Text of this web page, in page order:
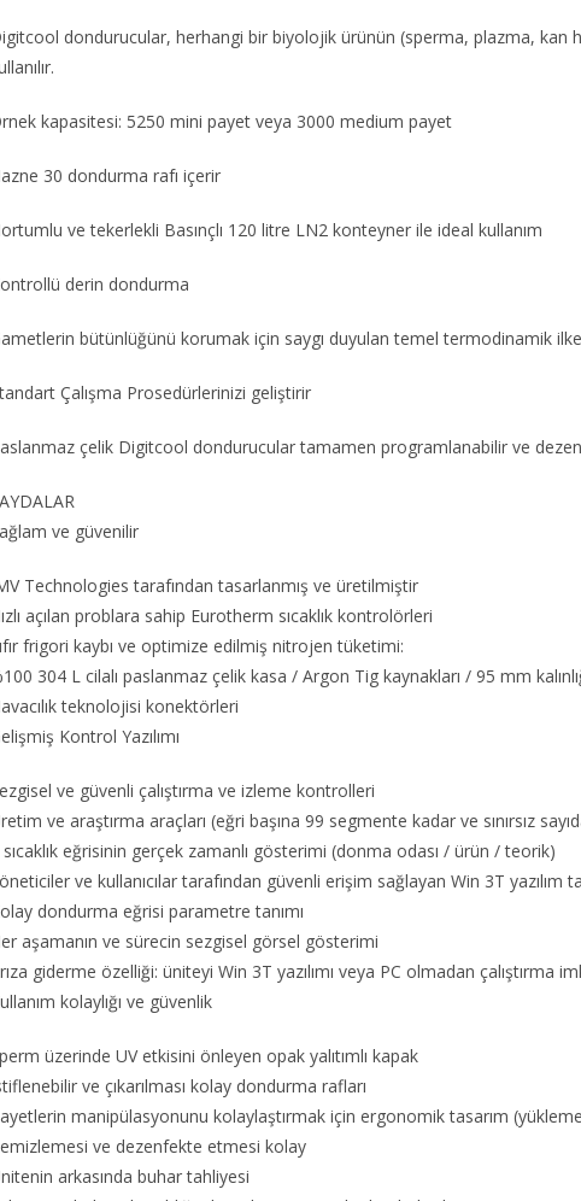
dondurucular, herhangi bir biyolojik ürünün (sperma, plazma, kan
kapasitesi: 5250 mini payet veya 3000 medium payet
30 dondurma rafı içerir
ve tekerlekli Basınçlı 120 litre LN2 konteyner ile ideal kullanım
derin dondurma
bütünlüğünü korumak için saygı duyulan temel termodinamik
Çalışma Prosedürlerinizi geliştirir
çelik Digitcool dondurucular tamamen programlanabilir ve
ve güvenilir
Technologies tarafından tasarlanmış ve üretilmiştir
açılan problara sahip Eurotherm sıcaklık kontrolörleri
frigori kaybı ve optimize edilmiş nitrojen tüketimi:
304 L cilalı paslanmaz çelik kasa / Argon Tig kaynakları / 95 mm
teknolojisi konektörleri
Kontrol Yazılımı
ve güvenli çalıştırma ve izleme kontrolleri
ve araştırma araçları (eğri başına 99 segmente kadar ve sınırsız
sıcaklık eğrisinin gerçek zamanlı gösterimi (donma odası / ürün / teorik)
ve kullanıcılar tarafından güvenli erişim sağlayan Win 3T yazılım
dondurma eğrisi parametre tanımı
aşamanın ve sürecin sezgisel görsel gösterimi
giderme özelliği: üniteyi Win 3T yazılımı veya PC olmadan çalıştırma
kolaylığı ve güvenlik
üzerinde UV etkisini önleyen opak yalıtımlı kapak
ve çıkarılması kolay dondurma rafları
manipülasyonunu kolaylaştırmak için ergonomik tasarım
ve dezenfekte etmesi kolay
arkasında buhar tahliyesi